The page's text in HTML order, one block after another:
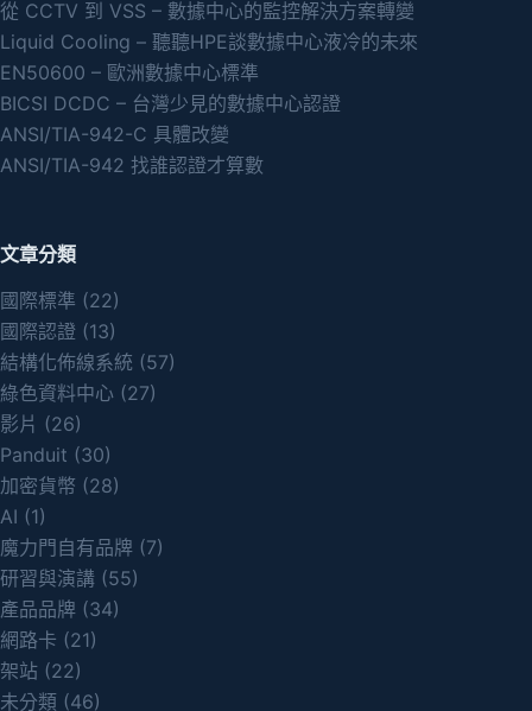
從 CCTV 到 VSS – 數據中心的監控解決方案轉變
Liquid Cooling – 聽聽HPE談數據中心液冷的未來
EN50600 – 歐洲數據中心標準
BICSI DCDC – 台灣少見的數據中心認證
ANSI/TIA-942-C 具體改變
ANSI/TIA-942 找誰認證才算數
文章分類
國際標準 (22)
國際認證 (13)
結構化佈線系統 (57)
綠色資料中心 (27)
影片 (26)
Panduit (30)
加密貨幣 (28)
AI (1)
魔力門自有品牌 (7)
研習與演講 (55)
產品品牌 (34)
網路卡 (21)
架站 (22)
未分類 (46)